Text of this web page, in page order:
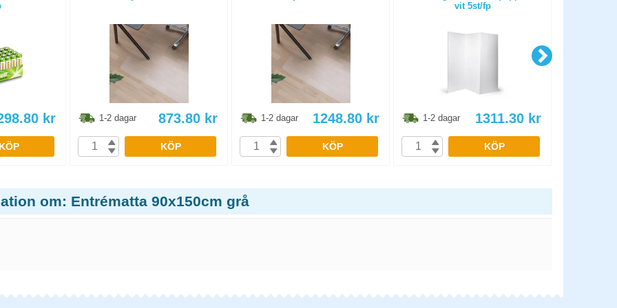
kr
KÖP
1-2 dagar 873.80 kr
KÖP
1-2 dagar 1248.80 kr
KÖP
vit 5st/fp
1-2 dagar 1311.30 kr
KÖP
om: Entrématta 90x150cm grå